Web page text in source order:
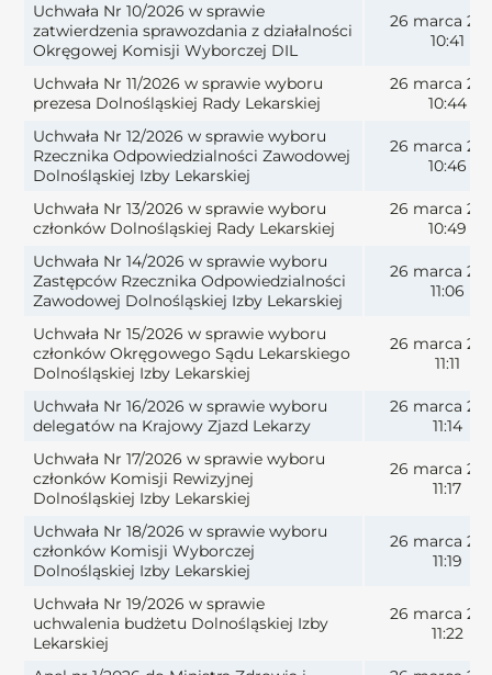
Uchwała Nr 10/2026 w sprawie
zatwierdzenia sprawozdania z działalności
Okręgowej Komisji Wyborczej DIL
26 marca
10:41
Uchwała Nr 11/2026 w sprawie wyboru
prezesa Dolnośląskiej Rady Lekarskiej
26 marca
10:44
Uchwała Nr 12/2026 w sprawie wyboru
Rzecznika Odpowiedzialności Zawodowej
Dolnośląskiej Izby Lekarskiej
26 marca
10:46
Uchwała Nr 13/2026 w sprawie wyboru
członków Dolnośląskiej Rady Lekarskiej
26 marca
10:49
Uchwała Nr 14/2026 w sprawie wyboru
Zastępców Rzecznika Odpowiedzialności
Zawodowej Dolnośląskiej Izby Lekarskiej
26 marca
11:06
Uchwała Nr 15/2026 w sprawie wyboru
członków Okręgowego Sądu Lekarskiego
Dolnośląskiej Izby Lekarskiej
26 marca
11:11
Uchwała Nr 16/2026 w sprawie wyboru
delegatów na Krajowy Zjazd Lekarzy
26 marca
11:14
Uchwała Nr 17/2026 w sprawie wyboru
członków Komisji Rewizyjnej
Dolnośląskiej Izby Lekarskiej
26 marca
11:17
Uchwała Nr 18/2026 w sprawie wyboru
członków Komisji Wyborczej
Dolnośląskiej Izby Lekarskiej
26 marca
11:19
Uchwała Nr 19/2026 w sprawie
uchwalenia budżetu Dolnośląskiej Izby
Lekarskiej
26 marca
11:22